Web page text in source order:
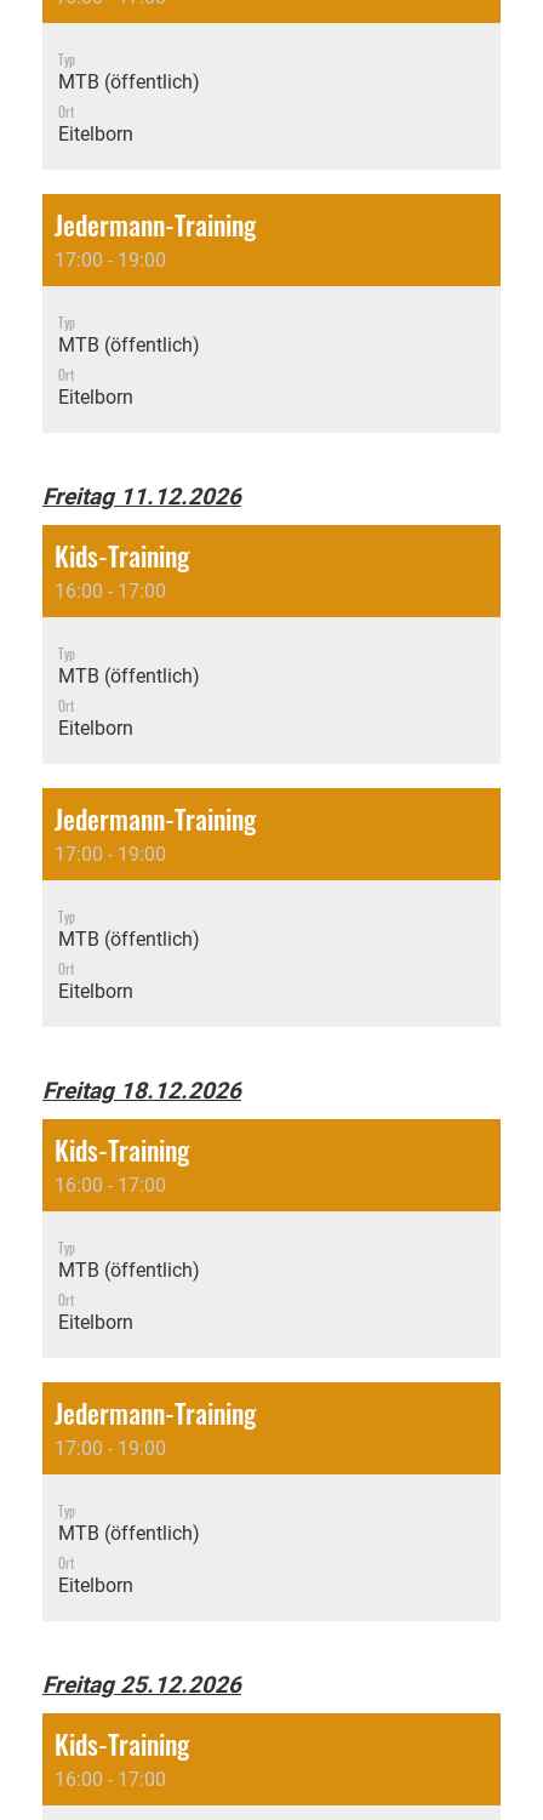
Typ
MTB (öffentlich)
Ort
Eitelborn
Jedermann-Training
17:00 - 19:00
Typ
MTB (öffentlich)
Ort
Eitelborn
Freitag 11.12.2026
Kids-Training
16:00 - 17:00
Typ
MTB (öffentlich)
Ort
Eitelborn
Jedermann-Training
17:00 - 19:00
Typ
MTB (öffentlich)
Ort
Eitelborn
Freitag 18.12.2026
Kids-Training
16:00 - 17:00
Typ
MTB (öffentlich)
Ort
Eitelborn
Jedermann-Training
17:00 - 19:00
Typ
MTB (öffentlich)
Ort
Eitelborn
Freitag 25.12.2026
Kids-Training
16:00 - 17:00